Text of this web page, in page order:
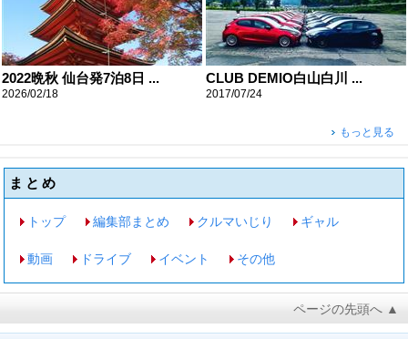
2022晩秋 仙台発7泊8日 ...
2026/02/18
CLUB DEMIO白山白川 ...
2017/07/24
もっと見る
まとめ
トップ 編集部まとめ クルマいじり ギャル
動画 ドライブ イベント その他
ページの先頭へ ▲